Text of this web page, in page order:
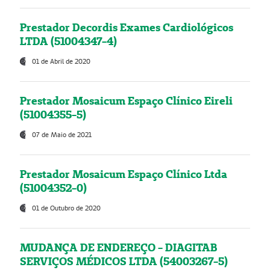
Prestador Decordis Exames Cardiológicos
LTDA (51004347-4)
01 de Abril de 2020
Prestador Mosaicum Espaço Clínico Eireli
(51004355-5)
07 de Maio de 2021
Prestador Mosaicum Espaço Clínico Ltda
(51004352-0)
01 de Outubro de 2020
MUDANÇA DE ENDEREÇO - DIAGITAB
SERVIÇOS MÉDICOS LTDA (54003267-5)